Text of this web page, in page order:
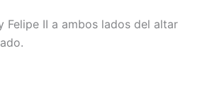
Felipe II a ambos lados del altar